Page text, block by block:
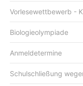
Vorlesewettbewerb -
Biologieolympiade
Anmeldetermine
Schulschließung